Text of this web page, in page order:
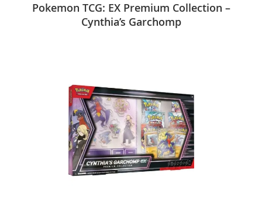
Pokemon TCG: EX Premium Collection –
Cynthia’s Garchomp